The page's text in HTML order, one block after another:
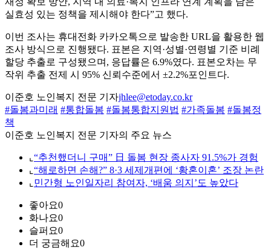
실효성 있는 정책을 제시해야 한다”고 했다.
이번 조사는 휴대전화 카카오톡으로 발송한 URL을 활용한 웹
조사 방식으로 진행됐다. 표본은 지역·성별·연령별 기준 비례
할당 추출로 구성됐으며, 응답률은 6.9%였다. 표본오차는 무
작위 추출 전제 시 95% 신뢰수준에서 ±2.2%포인트다.
이준호 노인복지 전문 기자jhlee@etoday.co.kr
#돌봄과미래 #통합돌봄 #돌봄통합지원법 #가족돌봄 #돌봄정
책
이준호 노인복지 전문 기자의 주요 뉴스
⌞ “추천했더니 구매” 日 돌봄 현장 종사자 91.5%가 경험
⌞ “해로하면 손해?” 8·3 세제개편에 ‘황혼이혼’ 조장 논란
⌞ 민간형 노인일자리 참여자, ‘배움 의지’도 높았다
좋아요0
화나요0
슬퍼요0
더 궁금해요0